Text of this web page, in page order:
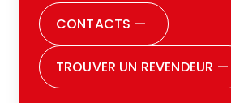
attention, m’aidant à
décision avec sérénité.
dire être pleinement
choix que j’ai faits. Je
CONTACTS —
TROUVER UN REVENDEUR —